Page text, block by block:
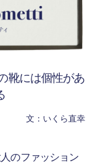
靴には個性があ
文：いくら直幸
のファッション